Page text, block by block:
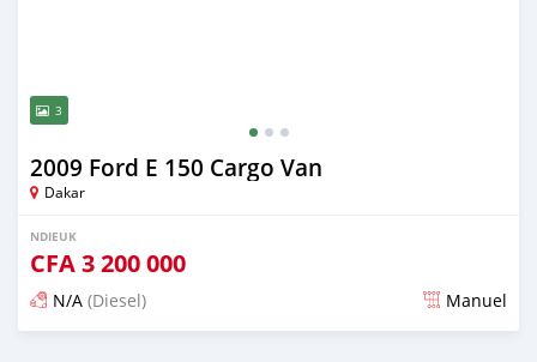
3
2009 Ford E 150 Cargo Van
Dakar
NDIEUK
CFA3 200 000
N/A (Diesel) Manuel